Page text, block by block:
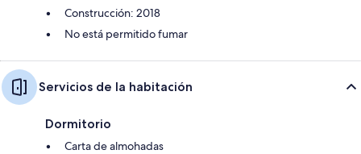
Construcción: 2018
No está permitido fumar
Servicios de la habitación
Dormitorio
Carta de almohadas